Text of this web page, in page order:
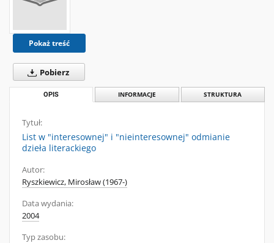
Pokaż treść
Pobierz
OPIS INFORMACJE STRUKTURA
Tytuł:
List w "interesownej" i "nieinteresownej" odmianie
dzieła literackiego
Autor:
Ryszkiewicz, Mirosław (1967-)
Data wydania:
2004
Typ zasobu: